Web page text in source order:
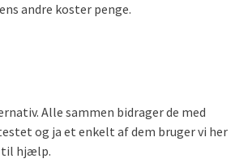
andre koster penge.
Alle sammen bidrager de med
og ja et enkelt af dem bruger vi her
til hjælp.